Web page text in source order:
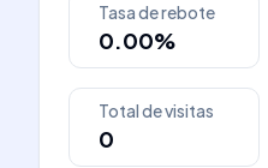
Tasa de rebote
0.00%
Total de visitas
0